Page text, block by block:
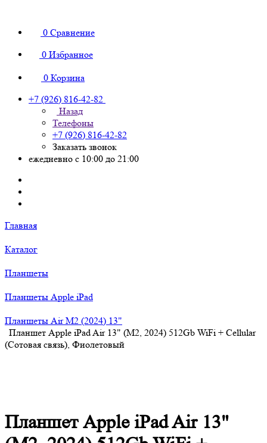
0 Сравнение
0 Избранное
0 Корзина
+7 (926) 816-42-82
Назад
Телефоны
+7 (926) 816-42-82
Заказать звонок
ежедневно с 10:00 до 21:00
Главная
Каталог
Планшеты
Планшеты Apple iPad
Планшеты Air M2 (2024) 13"
Планшет Apple iPad Air 13" (M2, 2024) 512Gb WiFi + Cellular
(Сотовая связь), Фиолетовый
Планшет Apple iPad Air 13"